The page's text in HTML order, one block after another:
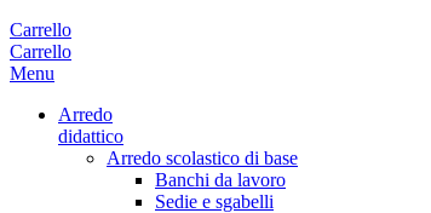
Carrello
Carrello
Menu
Arredo
didattico
Arredo scolastico di base
Banchi da lavoro
Sedie e sgabelli